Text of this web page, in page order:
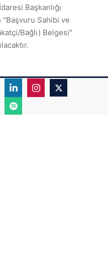
Başkanlığı
"Başvuru Sahibi ve
Bağlı) Belgesi"